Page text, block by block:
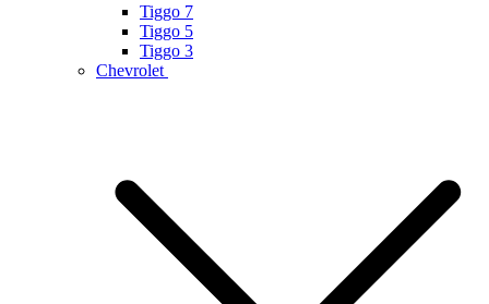
Tiggo 7
Tiggo 5
Tiggo 3
Chevrolet